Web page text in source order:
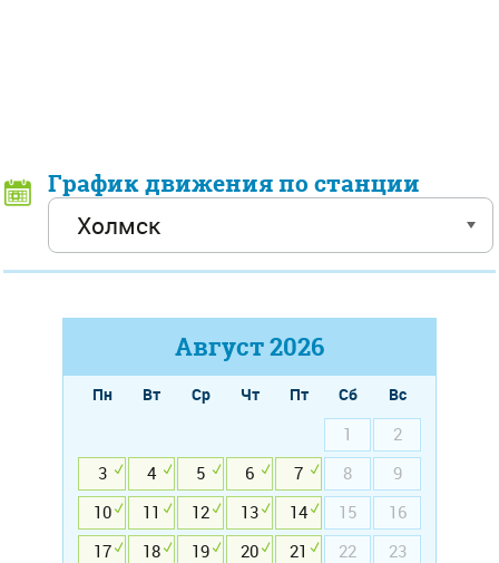
График движения по станции
Август2026
Пн Вт Ср Чт Пт Сб
Вс
1
2
3
4 5 6 7 8
9
10
11 12 13 14 15
16
17
18 19 20 21 22
23